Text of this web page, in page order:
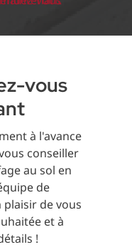
vous
à l'avance
conseiller
au sol en
de
de vous
et à
!